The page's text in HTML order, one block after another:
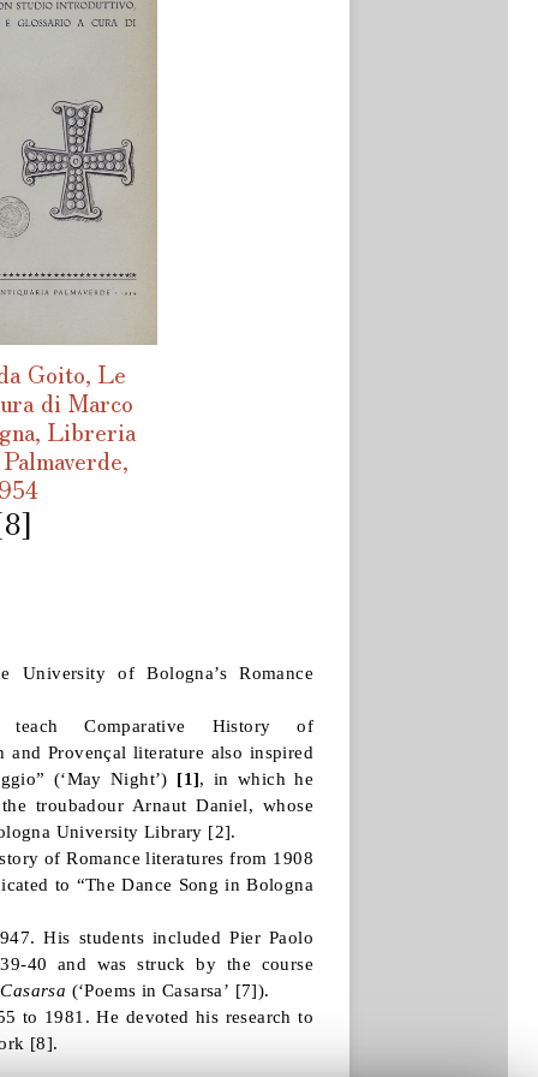
Goito, Le
di Marco
Libreria
University of Bologna’s Romance
Comparative History of
and Provençal literature also inspired
” (‘May Night’) [1], in which he
troubadour Arnaut Daniel, whose
University Library [2].
of Romance literaturesfrom 1908
to “The Dance Song in Bologna
His students included Pier Paolo
40 and was struck by the course
Casarsa (‘Poems in Casarsa’ [7]).
to 1981. He devoted his research to
[8].